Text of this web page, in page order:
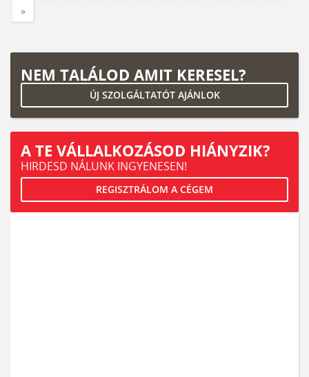
»
NEM TALÁLOD AMIT KERESEL?
ÚJ SZOLGÁLTATÓT AJÁNLOK
A TE VÁLLALKOZÁSOD HIÁNYZIK?
HIRDESD NÁLUNK INGYENESEN!
REGISZTRÁLOM A CÉGEM